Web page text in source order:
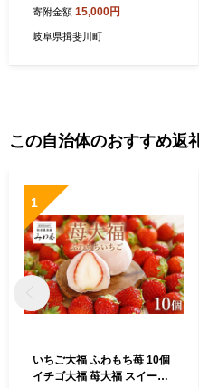
寄附金額 15,000円
岐阜県揖斐川町
この自治体のおすすめ返
1
いちご大福 ふわもち苺 10個
イチゴ大福 苺大福 スイーツ